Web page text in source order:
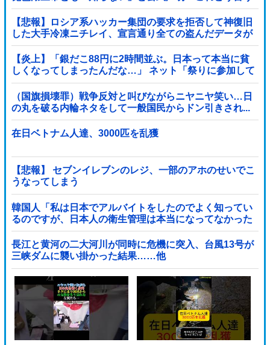
ことなんや！？？？？？？？？
【悲報】ロシア系ハッカー集団の要求を拒否して神復旧
した大手冷凍ニチレイ、宣言通り全ての盗んだデータが
公開される
【炎上】「銀だこ88円に2時間並ぶ。日本って本当に貧
しくなってしまったんだな…」 ネット「祭りに参加して
るだけでなんでこんなこと言われなあかんの...
（国旗損壊罪）戦争反対と叫びながらニヤニヤ笑い…日
の丸を破る内輪ネタをして一般国民からドン引きされ...
在日ベトナム人達、3000匹を乱獲
【悲報】 セブンイレブンのレジ、一部のアホのせいでこ
うなってしまう
韓国人「私は日本でアルバイトをしたのでよく知ってい
るのですが、日本人の衛生管理は本当になってなかった
です」
長江と黄河の二大河川が同時に危機に突入、台風13号が
三峡ダムに襲い掛かった結果……他